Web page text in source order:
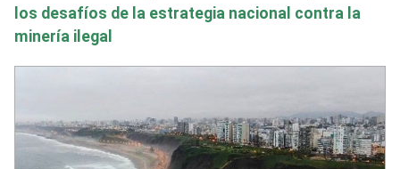
los desafíos de la estrategia nacional contra la
minería ilegal